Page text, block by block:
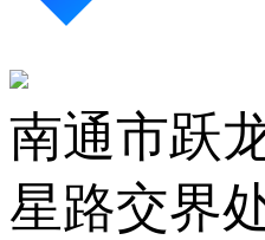
南通市跃
星路交界